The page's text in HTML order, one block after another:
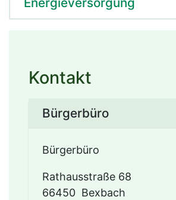
Kontakt
Bürgerbüro
Bürgerbüro
Rathausstraße 68
66450 Bexbach